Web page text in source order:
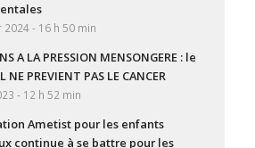
2024 - 16 h 50 min
A LA PRESSION MENSONGERE : le
NE PREVIENT PAS LE CANCER
- 12 h 52 min
Ametist pour les enfants
continue à se battre pour les